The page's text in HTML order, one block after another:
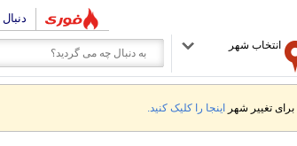
انتخاب شهر
تغییر شهر اینجا را کلیک کنید.